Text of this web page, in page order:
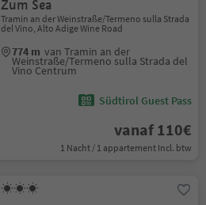
Zum Sea
Tramin an der Weinstraße/Termeno sulla Strada
del Vino, Alto Adige Wine Road
774 m van Tramin an der
Weinstraße/Termeno sulla Strada del
Vino Centrum
Südtirol Guest Pass
vanaf 110€
1 Nacht / 1 appartement Incl. btw